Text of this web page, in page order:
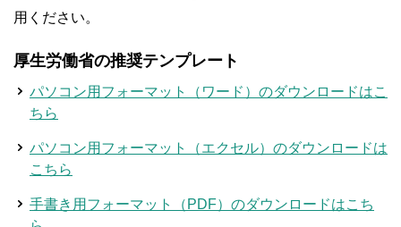
用ください。
厚生労働省の推奨テンプレート
パソコン用フォーマット（ワード）のダウンロードはこ
ちら
パソコン用フォーマット（エクセル）のダウンロードは
こちら
手書き用フォーマット（PDF）のダウンロードはこち